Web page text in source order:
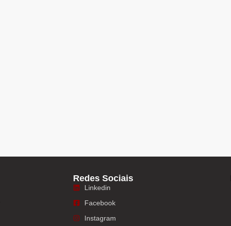
Redes Sociais
Linkedin
Facebook
Instagram